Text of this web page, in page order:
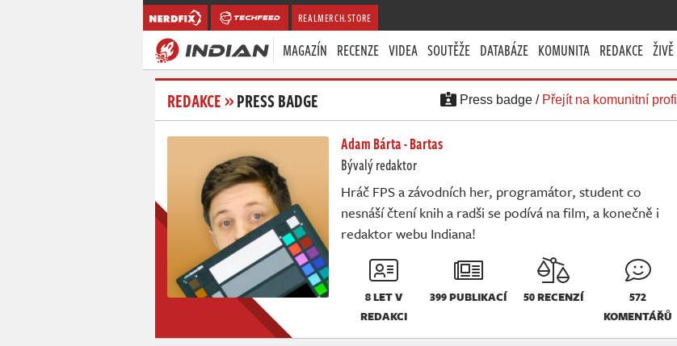
REALMERCH.STORE
MAGAZÍN RECENZE VIDEA SOUTĚŽE DATABÁZE KOMUNITA REDAKCE ŽIVĚ
REDAKCE»PRESS BADGE Press badge / Přejít na komunitní profil
Adam Bárta - Bartas
Bývalý redaktor
Hráč FPS a závodních her, programátor, student co
nesnáší čtení knih a radši se podívá na film, a konečně i
redaktor webu Indiana!
8 LET V
REDAKCI
399 PUBLIKACÍ 50 RECENZÍ
572
KOMENTÁŘŮ